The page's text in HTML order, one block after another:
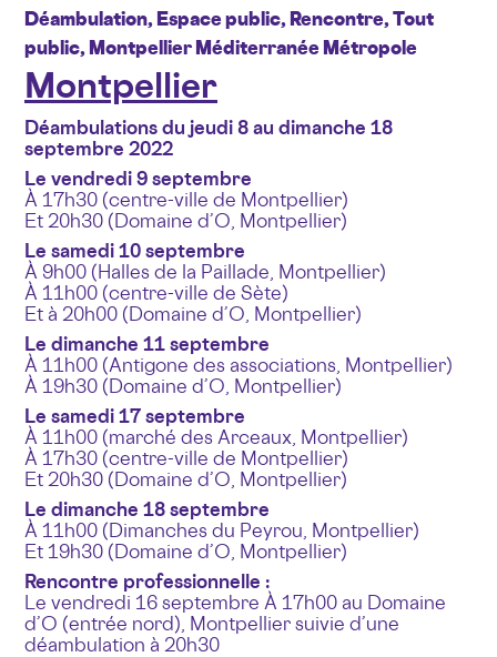
Déambulation, Espace public, Rencontre, Tout
public, Montpellier Méditerranée Métropole
Montpellier
Déambulations du jeudi 8 au dimanche 18
septembre 2022
Le vendredi 9 septembre
À 17h30 (centre-ville de Montpellier)
Et 20h30 (Domaine d’O, Montpellier)
Le samedi 10 septembre
À 9h00 (Halles de la Paillade, Montpellier)
À 11h00 (centre-ville de Sète)
Et à 20h00 (Domaine d’O, Montpellier)
Le dimanche 11 septembre
À 11h00 (Antigone des associations, Montpellier)
À 19h30 (Domaine d’O, Montpellier)
Le samedi 17 septembre
À 11h00 (marché des Arceaux, Montpellier)
À 17h30 (centre-ville de Montpellier)
Et 20h30 (Domaine d’O, Montpellier)
Le dimanche 18 septembre
À 11h00 (Dimanches du Peyrou, Montpellier)
Et 19h30 (Domaine d’O, Montpellier)
Rencontre professionnelle :
Le vendredi 16 septembre À 17h00 au Domaine
d’O (entrée nord), Montpellier suivie d’une
déambulation à 20h30